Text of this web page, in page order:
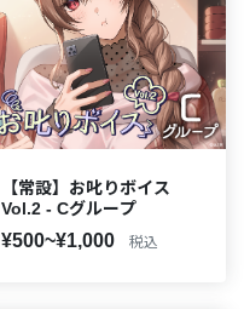
【常設】お叱りボイス
Vol.2 - Cグループ
¥500~¥1,000 税込